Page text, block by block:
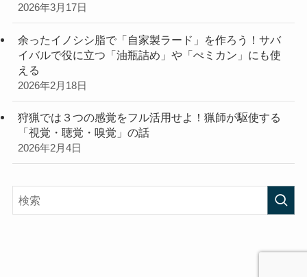
2026年3月17日
余ったイノシシ脂で「自家製ラード」を作ろう！サバ
イバルで役に立つ「油瓶詰め」や「ぺミカン」にも使
える
2026年2月18日
狩猟では３つの感覚をフル活用せよ！猟師が駆使する
「視覚・聴覚・嗅覚」の話
2026年2月4日